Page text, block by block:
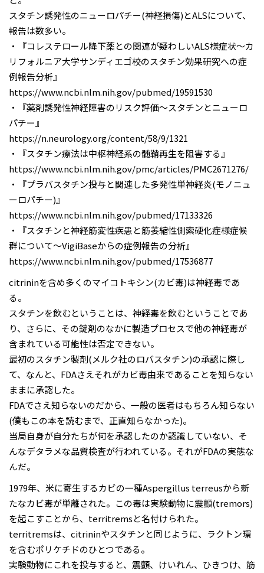
スタチン誘発性のニューロパチー(神経損傷)とALSについて、
報告は数多い。
・『コレステロール降下薬との関連が疑わしいALS様症状～カ
リフォルニア大学サンディエゴ校のスタチン効果研究への症
例報告分析』
https://www.ncbi.nlm.nih.gov/pubmed/19591530
・『薬剤誘発性神経障害のリスク評価～スタチンとニューロ
パチー』
https://n.neurology.org/content/58/9/1321
・『スタチン療法は中枢神経系の髄鞘再生を阻害する』
https://www.ncbi.nlm.nih.gov/pmc/articles/PMC2671276/
・『プラバスタチン投与と関連した多発性単神経炎(モノニュ
ーロパチー)』
https://www.ncbi.nlm.nih.gov/pubmed/17133326
・『スタチンと神経筋変性疾患と筋萎縮性側索硬化症様症候
群について～VigiBaseからの症例報告の分析』
https://www.ncbi.nlm.nih.gov/pubmed/17536877
citrininを含め多くのマイコトキシン(カビ毒)は神経毒であ
る。
スタチンを飲むということは、神経毒を飲むということであ
り、さらに、その錠剤のなかに製造プロセスで他の神経毒が
含まれている可能性は否定できない。
最初のスタチン製剤(メルク社のロバスタチン)の承認に際し
て、なんと、FDAさえそれがカビ毒由来であることを知らない
ままに承認した。
FDAでさえ知らないのだから、一般の医者はもちろん知らない
(僕もこの本を読むまで、正直知らなかった)。
当局自身が自分たちが何を承認したのか認識していない、そ
んなデタラメな品質検査が行われている。それがFDAの実態な
んだ。
1979年、米に寄生するカビの一種Aspergillus terreusから新
たなカビ毒が単離された。この毒は実験動物に震顫(tremors)
を起こすことから、territremsと名付けられた。
territremsは、citrininやスタチンと同じように、ラクトン環
を含むポリケチドのひとつである。
実験動物にこれを投与すると、震顫、けいれん、ひきつけ、筋